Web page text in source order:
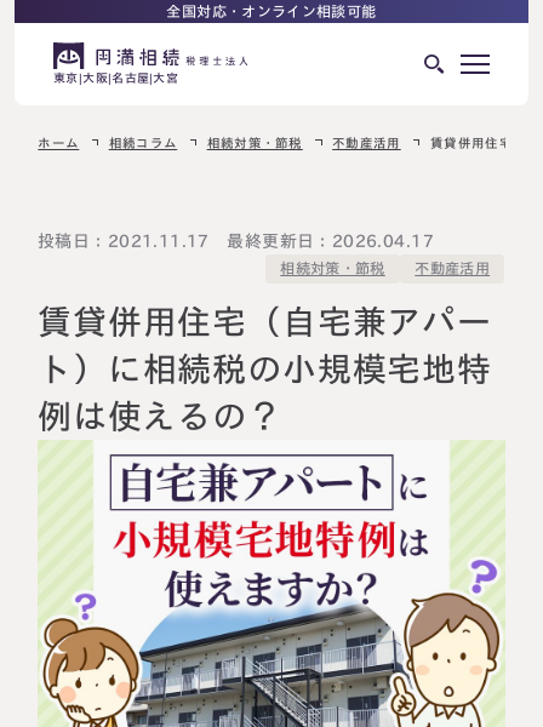
全国対応・オンライン相談可能
東京 大阪 名古屋 大宮
相続ロードマップ
ご相談の流れ
選ばれる理由
よくある質問
相続を学ぶ
相続税申告について
相続に備えたい方へ
生前対策相談について
相続税試算について
料金表
ホーム 相続コラム 相続対策・節税 不動産活用 賃貸併用住宅（
投稿日：2021.11.17 最終更新日：2026.04.17
相続対策・節税 不動産活用
賃貸併用住宅（自宅兼アパー
ト）に相続税の小規模宅地特
例は使えるの？